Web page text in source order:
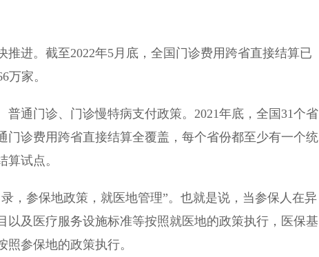
。截至2022年5月底，全国门诊费用跨省直接结算已
万家。
门诊、门诊慢特病支付政策。2021年底，全国31个省
诊费用跨省直接结算全覆盖，每个省份都至少有一个统
试点。
参保地政策，就医地管理”。也就是说，当参保人在异
及医疗服务设施标准等按照就医地的政策执行，医保基
参保地的政策执行。